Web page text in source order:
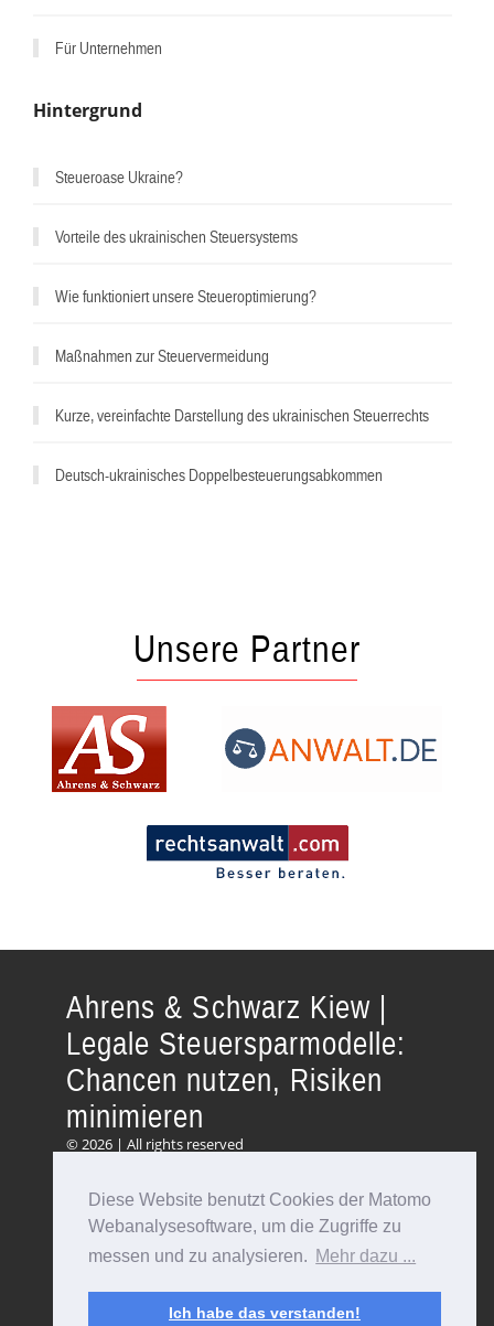
Diese Website benutzt Cookies der Matomo
Webanalysesoftware, um die Zugriffe zu
messen und zu analysieren. Mehr dazu ...
Ich habe das verstanden!
Für Unternehmen
Hintergrund
Steueroase Ukraine?
Vorteile des ukrainischen Steuersystems
Wie funktioniert unsere Steueroptimierung?
Maßnahmen zur Steuervermeidung
Kurze, vereinfachte Darstellung des ukrainischen Steuerrechts
Deutsch-ukrainisches Doppelbesteuerungsabkommen
Unsere Partner
Ahrens & Schwarz Kiew |
Legale Steuersparmodelle:
Chancen nutzen, Risiken
minimieren
© 2026 | All rights reserved
Folgen Sie uns: